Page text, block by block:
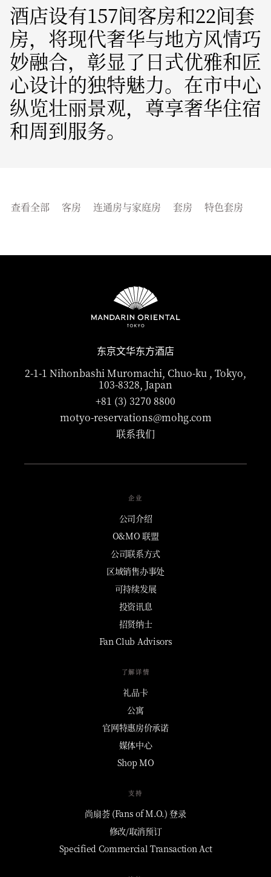
酒店设有157间客房和22间套
房，将现代奢华与地方风情巧
妙融合，彰显了日式优雅和匠
心设计的独特魅力。在市中心
纵览壮丽景观，尊享奢华住宿
和周到服务。
查看全部 客房 连通房与家庭房 套房 特色套房
东京文华东方酒店
2-1-1 Nihonbashi Muromachi, Chuo-ku , Tokyo,
103-8328, Japan
+81 (3) 3270 8800
motyo-reservations@mohg.com
联系我们
企业
公司介绍
O&MO 联盟
公司联系方式
区域销售办事处
可持续发展
投资讯息
招贤纳士
Fan Club Advisors
了解详情
礼品卡
公寓
官网特惠房价承诺
媒体中心
Shop MO
支持
尚扇荟 (Fans of M.O.) 登录
修改/取消预订
Specified Commercial Transaction Act